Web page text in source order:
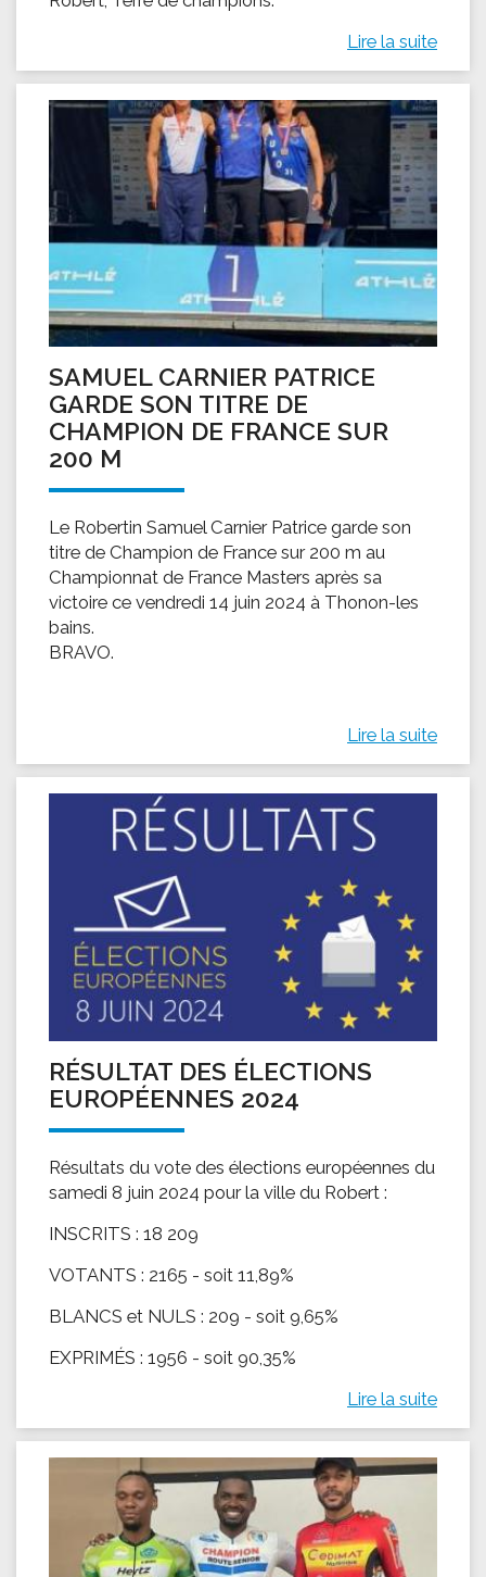
Lire la suite
SAMUEL CARNIER PATRICE
GARDE SON TITRE DE
CHAMPION DE FRANCE SUR
200 M
Le Robertin Samuel Carnier Patrice garde son
titre de Champion de France sur 200 m au
Championnat de France Masters après sa
victoire ce vendredi 14 juin 2024 à Thonon-les
bains.
BRAVO.
Lire la suite
RÉSULTAT DES ÉLECTIONS
EUROPÉENNES 2024
Résultats du vote des élections européennes du
samedi 8 juin 2024 pour la ville du Robert :
INSCRITS : 18 209
VOTANTS : 2165 - soit 11,89%
BLANCS et NULS : 209 - soit 9,65%
EXPRIMÉS : 1956 - soit 90,35%
Lire la suite